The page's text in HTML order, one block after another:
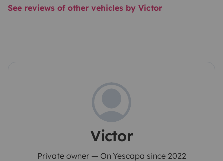
See reviews of other vehicles by Victor
Victor
Private owner — On Yescapa since 2022